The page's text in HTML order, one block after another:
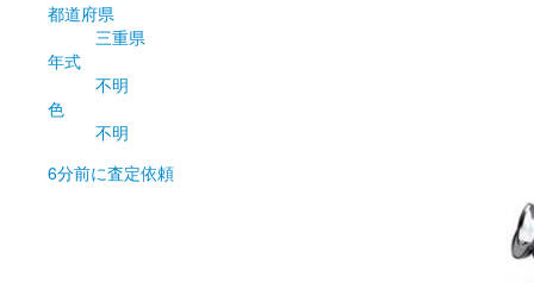
都道府県
三重県
年式
不明
色
不明
6分前に査定依頼